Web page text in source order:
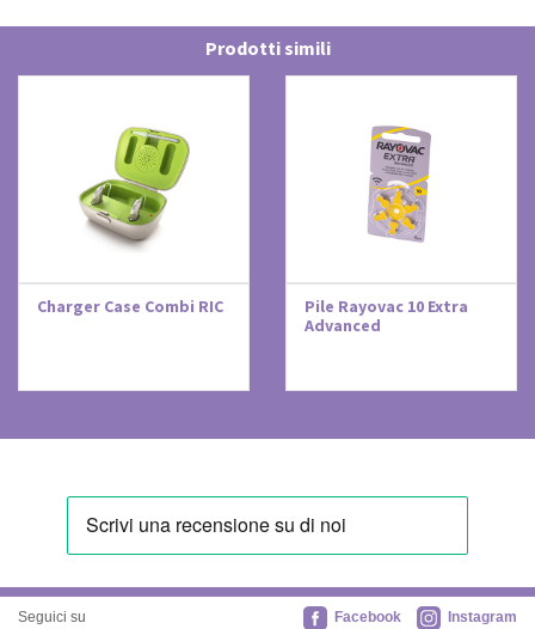
Prodotti simili
Charger Case Combi RIC
Pile Rayovac 10 Extra
Advanced
Seguici su Facebook Instagram